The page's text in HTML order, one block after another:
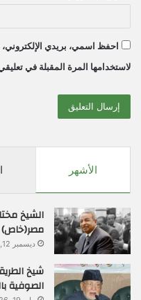
احفظ اسمي، بريدي الإلكتروني،
لاستخدامها المرة المقبلة في
الأشهر
الشيخ
مصر(خاص)
ديسمبر 12, 2020
شيخ
الصوفية